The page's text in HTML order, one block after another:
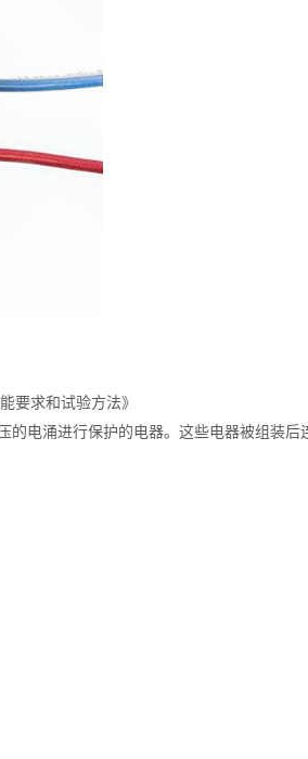
要求和试验方法》
电涌进行保护的电器。这些电器被组装